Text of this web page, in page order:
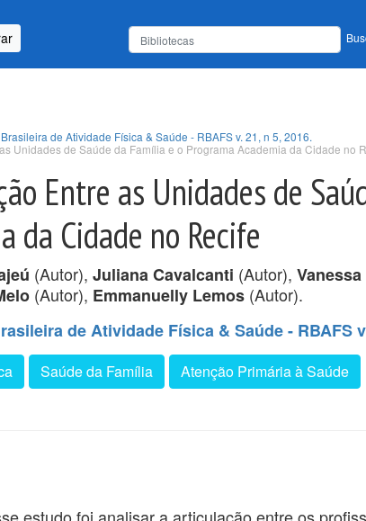
de Atividade Física & Saúde - RBAFS v. 21, n 5, 2016.
Unidades de Saúde da Família e o Programa Academia da Cidade no
Entre as Unidades de
da Cidade no Recife
(Autor), Juliana Cavalcanti (Autor),
(Autor), Emmanuelly Lemos (Autor).
de Atividade Física & Saúde - RBAFS
Saúde da Família Atenção Primária à Saúde
estudo foi analisar a articulação entre os